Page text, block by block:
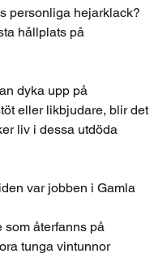
personliga hejarklack?
hållplats på
dyka upp på
eller likbjudare, blir det
liv i dessa utdöda
var jobben i Gamla
som återfanns på
tunga vintunnor